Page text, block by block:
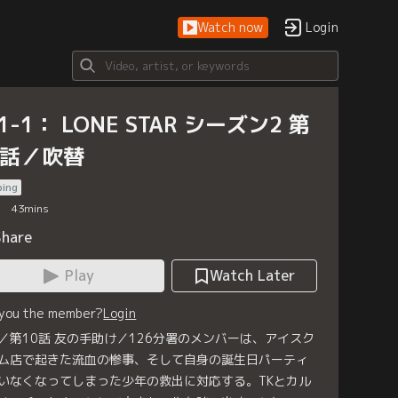
Watch now Login
1： LONE STAR シーズン2 第
／吹替
43mins
Play
Watch Later
the member?Login
第10話 友の手助け／126分署のメンバーは、アイスク
店で起きた流血の惨事、そして自身の誕生日パーティ
なくなってしまった少年の救出に対応する。TKとカル